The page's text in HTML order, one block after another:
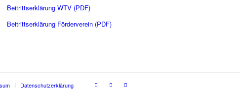
Beitrittserklärung WTV (PDF)
Beitrittserklärung Förderverein (PDF)
Datenschutzerklärung